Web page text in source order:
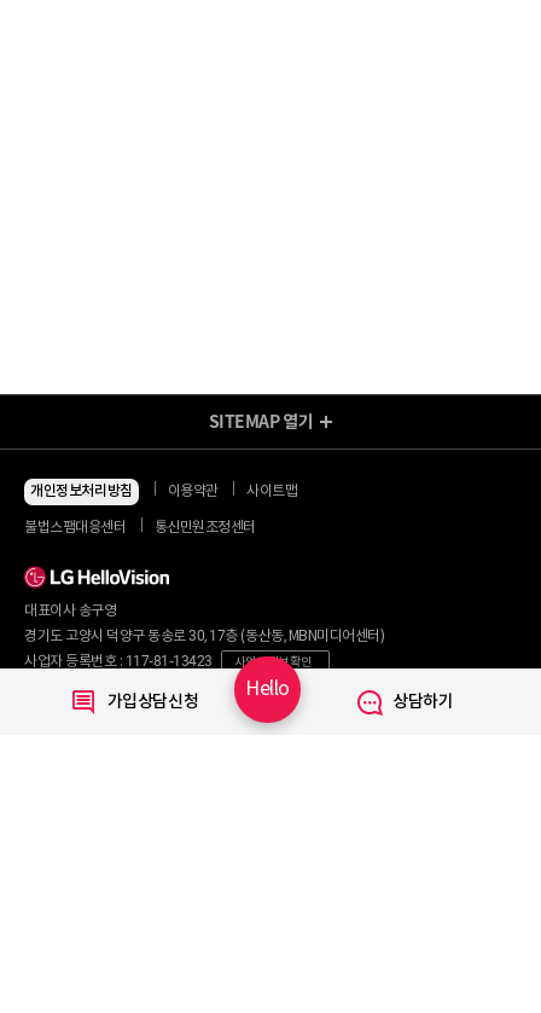
Hello
가입상담신청 상담하기
지금 최저가
인터넷+TV
인터넷 요금제
TV 요금제
인터넷
요금제
인터넷+모바일
왜 헬로비전일까요?
직영몰 단독 혜택
기획전/이벤트
SITEMAP 열기
개인정보처리방침 이용약관 사이트맵
불법스팸대응센터 통신민원조정센터
대표이사 송구영
경기도 고양시 덕양구 동송로 30, 17층 (동산동, MBN미디어센터)
사업자 등록번호 : 117-81-13423
사업자 정보 확인
통신판매번호 : 2017-서울마포구-0254
개인정보보호 책임자 : 문영식